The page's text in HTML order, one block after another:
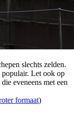
slechts zelden.
Let ook op
eveneens met een
formaat)